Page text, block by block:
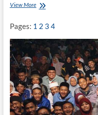
View MoreD
C
a
N
n
p
u
n
D
Pages: 1 2 3 4